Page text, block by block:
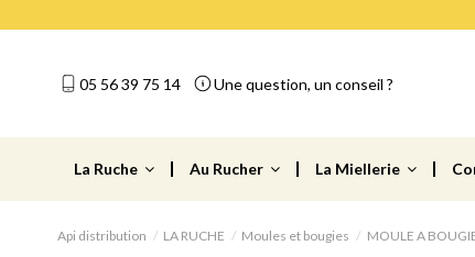
05 56 39 75 14 Une question, un conseil ?
La Ruche Au Rucher La Miellerie
Api distribution LA RUCHE Moules et bougies MOULE A